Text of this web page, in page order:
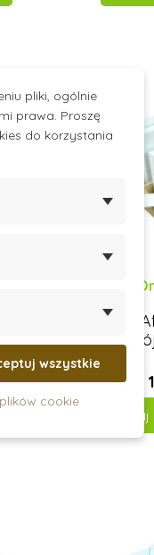
Flagi
pliki, ogólnie
prawa. Proszę
do korzystania
wszystkie
cookie